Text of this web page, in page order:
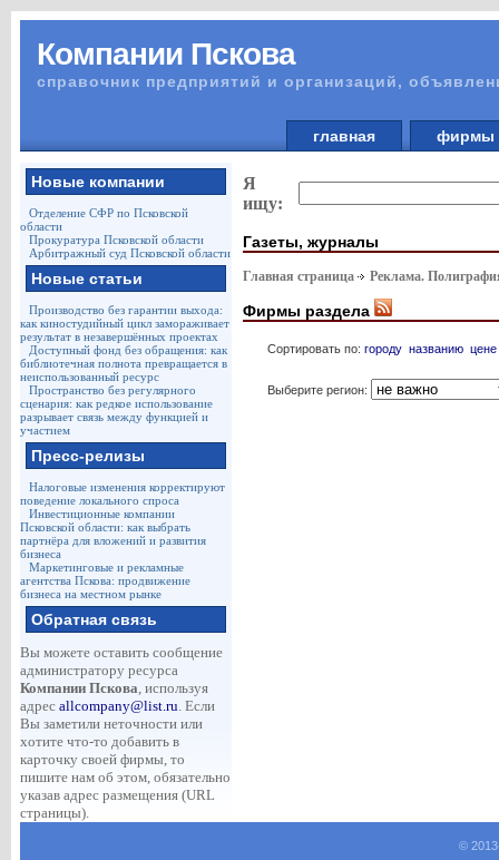
Компании Пскова
справочник предприятий и организаций,
главная
Новые компании
Отделение СФР по Псковской
области
Прокуратура Псковской области
Арбитражный суд Псковской области
Новые статьи
Производство без гарантии выхода:
как киностудийный цикл замораживает
результат в незавершённых проектах
Доступный фонд без обращения: как
библиотечная полнота превращается в
неиспользованный ресурс
Пространство без регулярного
сценария: как редкое использование
разрывает связь между функцией и
участием
Пресс-релизы
Налоговые изменения корректируют
поведение локального спроса
Инвестиционные компании
Псковской области: как выбрать
партнёра для вложений и развития
бизнеса
Маркетинговые и рекламные
агентства Пскова: продвижение
бизнеса на местном рынке
Обратная связь
Вы можете оставить сообщение
администратору ресурса
Компании Пскова, используя
адрес allcompany@list.ru. Если
Вы заметили неточности или
хотите что-то добавить в
карточку своей фирмы, то
пишите нам об этом, обязательно
указав адрес размещения (URL
страницы).
Я
ищу:
Газеты, журналы
Главная страница Реклама.
Фирмы раздела
Сортировать по: городу названию цене
Выберите регион:
©